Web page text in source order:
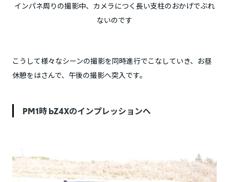
インパネ周りの撮影中、カメラにつく長い支柱のおかげでぶれ
ないのです
こうして様々なシーンの撮影を同時進行でこなしていき、お昼
休憩をはさんで、午後の撮影へ突入です。
PM1時 bZ4Xのインプレッションへ